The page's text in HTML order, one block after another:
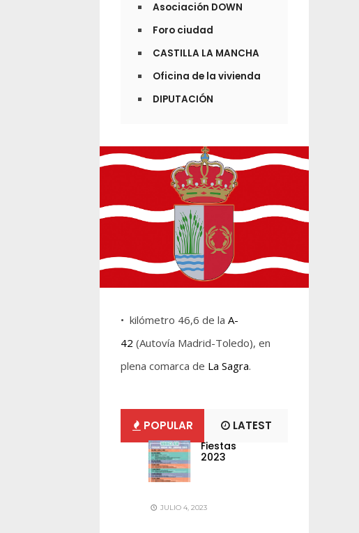
Asociación DOWN
Foro ciudad
CASTILLA LA MANCHA
Oficina de la vivienda
DIPUTACIÓN
• kilómetro 46,6 de la A-
42 (Autovía Madrid-Toledo), en
plena comarca de La Sagra.
POPULAR LATEST
Fiestas
2023
JULIO 4, 2023